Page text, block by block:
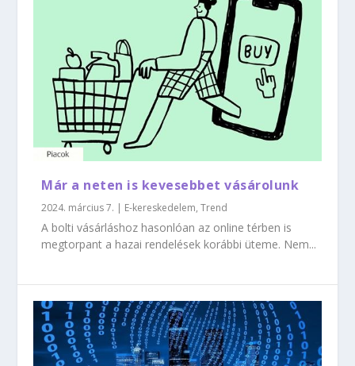
Már a neten is kevesebbet vásárolunk
2024. március 7. | E-kereskedelem,Trend
A bolti vásárláshoz hasonlóan az online térben is
megtorpant a hazai rendelések korábbi üteme. Nem...